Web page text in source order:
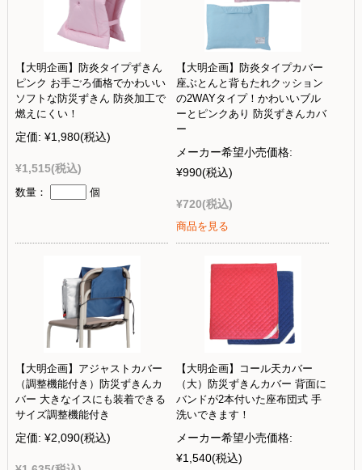
【大明企画】防炎タイプずきん
ピンク お手ごろ価格でかわいい
ソフトな防災ずきん 防炎加工で
燃えにくい！
定価: ¥1,980(税込)
¥1,515(税込)
数量： 個
【大明企画】防炎タイプカバー
座ぶとんと背もたれクッション
の2WAYタイプ！かわいいブル
ーとピンクあり 防災ずきんカバ
ー
メーカー希望小売価格:
¥990(税込)
¥720(税込)
商品を見る
【大明企画】アジャストカバー
（調整機能付き）防災ずきんカ
バー 大きなイスにも装着できる
サイズ調整機能付き
定価: ¥2,090(税込)
【大明企画】コール天カバー
（大）防災ずきんカバー 背面に
バンドが2本付いた座布団式 手
洗いできます！
メーカー希望小売価格:
¥1,540(税込)